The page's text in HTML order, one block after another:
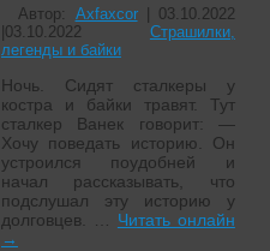
Автор: Axfaxcor
03.10.2022
03.10.2022
Страшилки,
легенды и байки
Ночь. Сидят сталкеры у
костра и байки травят. Тут
сталкер Ванек говорит: —
Хочу поведать историю. Он
устроился поудобней и
начал рассказывать, что
подслушал эту историю у
долговцев. … Читать онлайн
→